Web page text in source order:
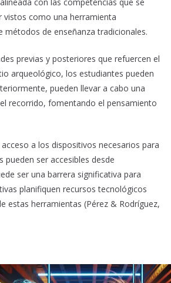
vistos como una herramienta
de enseñanza tradicionales.
previas y posteriores que refuercen el
arqueológico, los estudiantes pueden
pueden llevar a cabo una
recorrido, fomentando el pensamiento
a los dispositivos necesarios para
ser accesibles desde
ser una barrera significativa para
planifiquen recursos tecnológicos
estas herramientas (Pérez & Rodríguez,